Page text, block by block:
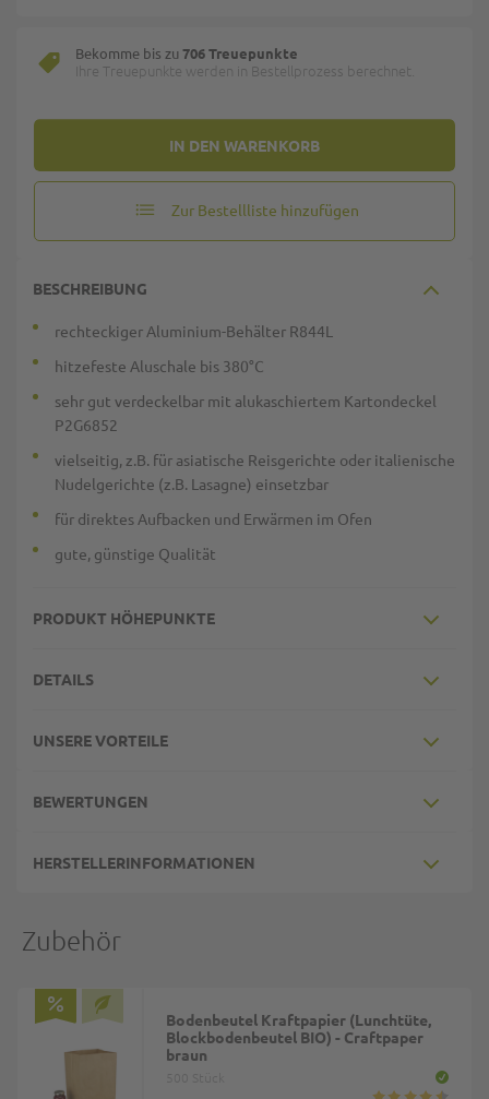
IN DEN WARENKORB
Bekomme bis zu 706 Treuepunkte
Ihre Treuepunkte werden in Bestellprozess berechnet.
Zur Bestellliste hinzufügen
BESCHREIBUNG
rechteckiger Aluminium-Behälter R844L
hitzefeste Aluschale bis 380°C
sehr gut verdeckelbar mit alukaschiertem Kartondeckel
P2G6852
vielseitig, z.B. für asiatische Reisgerichte oder italienische
Nudelgerichte (z.B. Lasagne) einsetzbar
für direktes Aufbacken und Erwärmen im Ofen
gute, günstige Qualität
PRODUKT HÖHEPUNKTE
DETAILS
UNSERE VORTEILE
BEWERTUNGEN
HERSTELLERINFORMATIONEN
Zubehör
Bodenbeutel Kraftpapier (Lunchtüte,
Blockbodenbeutel BIO) - Craftpaper
braun